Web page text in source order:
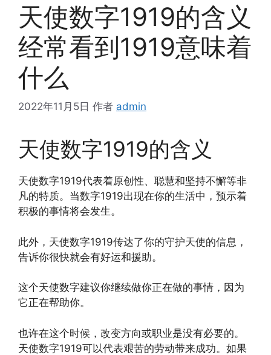
天使数字1919的含义
经常看到1919意味着
什么
2022年11月5日 作者 admin
天使数字1919的含义
天使数字1919代表着原创性、聪慧和坚持不懈等非
凡的特质。当数字1919出现在你的生活中，预示着
积极的事情将会发生。
此外，天使数字1919传达了你的守护天使的信息，
告诉你很快就会有好运和援助。
这个天使数字建议你继续做你正在做的事情，因为
它正在帮助你。
也许在这个时候，改变方向或职业是没有必要的。
天使数字1919可以代表艰苦的劳动带来成功。如果